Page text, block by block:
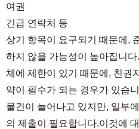
여권
긴급 연락처 등
상기 항목이 요구되기 때문에,
하지 않을 가능성이 높아집니
체에 제한이 있기 때문에, 친권
약이 필수가 되는 경우가 있습
물건이 늘어나고 있지만, 일부
의 제출이 필요합니다.이것에